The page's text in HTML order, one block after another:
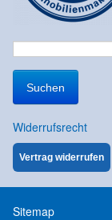
Suchen
nach:
Widerrufsrecht
Vertrag widerrufen
Sitemap